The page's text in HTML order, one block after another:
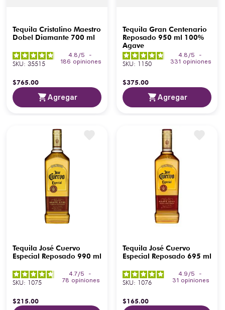
Tequila Cristalino Maestro
Dobel Diamante 700 ml
4.8 /5
-
186 opiniones
SKU: 35515
$765.00
Agregar
Tequila Gran Centenario
Reposado 950 ml 100%
Agave
4.8 /5
-
331 opiniones
SKU: 1150
$375.00
Agregar
Tequila José Cuervo
Especial Reposado 990 ml
4.7/5
-
78 opiniones
SKU: 1075
$215.00
Tequila José Cuervo
Especial Reposado 695 ml
4.9 /5
-
31 opiniones
SKU: 1076
$165.00